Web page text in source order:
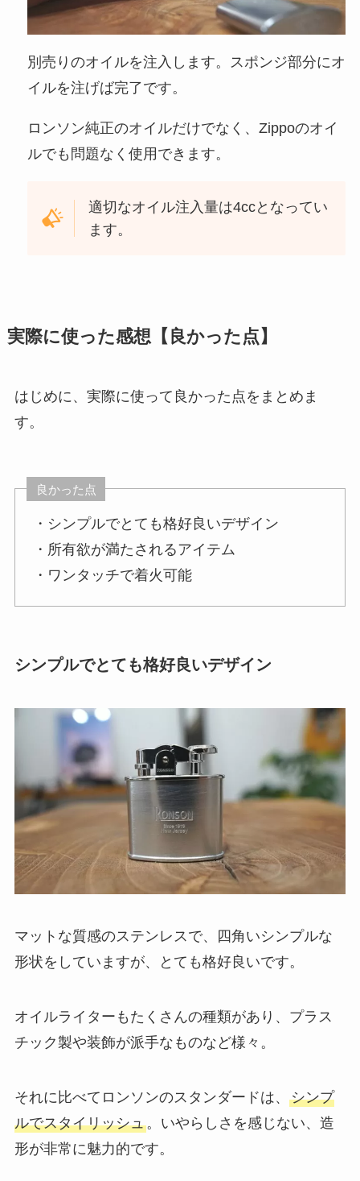
別売りのオイルを注入します。スポンジ部分にオ
イルを注げば完了です。
ロンソン純正のオイルだけでなく、Zippoのオイ
ルでも問題なく使用できます。
適切なオイル注入量は4ccとなってい
ます。
実際に使った感想【良かった点】
はじめに、実際に使って良かった点をまとめま
す。
良かった点
・シンプルでとても格好良いデザイン
・所有欲が満たされるアイテム
・ワンタッチで着火可能
シンプルでとても格好良いデザイン
マットな質感のステンレスで、四角いシンプルな
形状をしていますが、とても格好良いです。
オイルライターもたくさんの種類があり、プラス
チック製や装飾が派手なものなど様々。
それに比べてロンソンのスタンダードは、 シンプ
ルでスタイリッシュ。いやらしさを感じない、造
形が非常に魅力的です。